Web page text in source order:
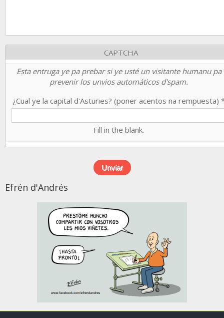
CAPTCHA
Esta entruga ye pa prebar si ye usté un visitante humanu pa
prevenir los unvios automáticos d'spam.
¿Cual ye la capital d'Asturies? (poner acentos na rempuesta)
Fill in the blank.
Efrén d'Andrés